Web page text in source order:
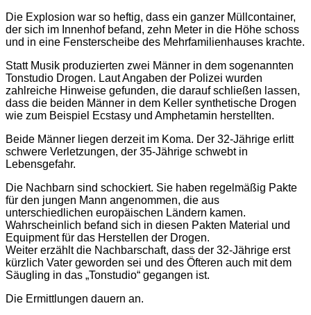
Die Explosion war so heftig, dass ein ganzer Müllcontainer,
der sich im Innenhof befand, zehn Meter in die Höhe schoss
und in eine Fensterscheibe des Mehrfamilienhauses krachte.
Statt Musik produzierten zwei Männer in dem sogenannten
Tonstudio Drogen. Laut Angaben der Polizei wurden
zahlreiche Hinweise gefunden, die darauf schließen lassen,
dass die beiden Männer in dem Keller synthetische Drogen
wie zum Beispiel Ecstasy und Amphetamin herstellten.
Beide Männer liegen derzeit im Koma. Der 32-Jährige erlitt
schwere Verletzungen, der 35-Jährige schwebt in
Lebensgefahr.
Die Nachbarn sind schockiert. Sie haben regelmäßig Pakte
für den jungen Mann angenommen, die aus
unterschiedlichen europäischen Ländern kamen.
Wahrscheinlich befand sich in diesen Pakten Material und
Equipment für das Herstellen der Drogen.
Weiter erzählt die Nachbarschaft, dass der 32-Jährige erst
kürzlich Vater geworden sei und des Öfteren auch mit dem
Säugling in das „Tonstudio“ gegangen ist.
Die Ermittlungen dauern an.